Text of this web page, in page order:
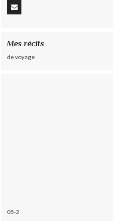
Mes récits
de voyage
05-2